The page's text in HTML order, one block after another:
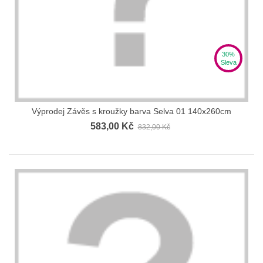
30%
Sleva
Výprodej Závěs s kroužky barva Selva 01 140x260cm
583,00 Kč 832,00 Kč